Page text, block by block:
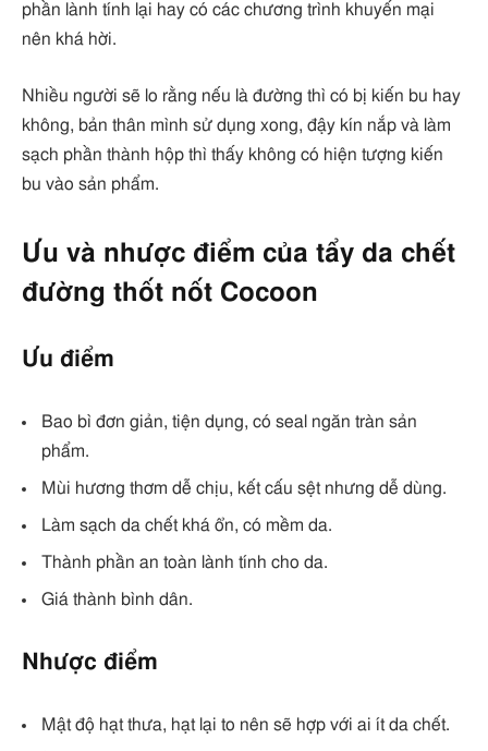
phần lành tính lại hay có các chương trình khuyến mại
nên khá hời.
Nhiều người sẽ lo rằng nếu là đường thì có bị kiến bu hay
không, bản thân mình sử dụng xong, đậy kín nắp và làm
sạch phần thành hộp thì thấy không có hiện tượng kiến
bu vào sản phẩm.
Ưu và nhược điểm của tẩy da chết
đường thốt nốt Cocoon
Ưu điểm
Bao bì đơn giản, tiện dụng, có seal ngăn tràn sản
phẩm.
Mùi hương thơm dễ chịu, kết cấu sệt nhưng dễ dùng.
Làm sạch da chết khá ổn, có mềm da.
Thành phần an toàn lành tính cho da.
Giá thành bình dân.
Nhược điểm
Mật độ hạt thưa, hạt lại to nên sẽ hợp với ai ít da chết.